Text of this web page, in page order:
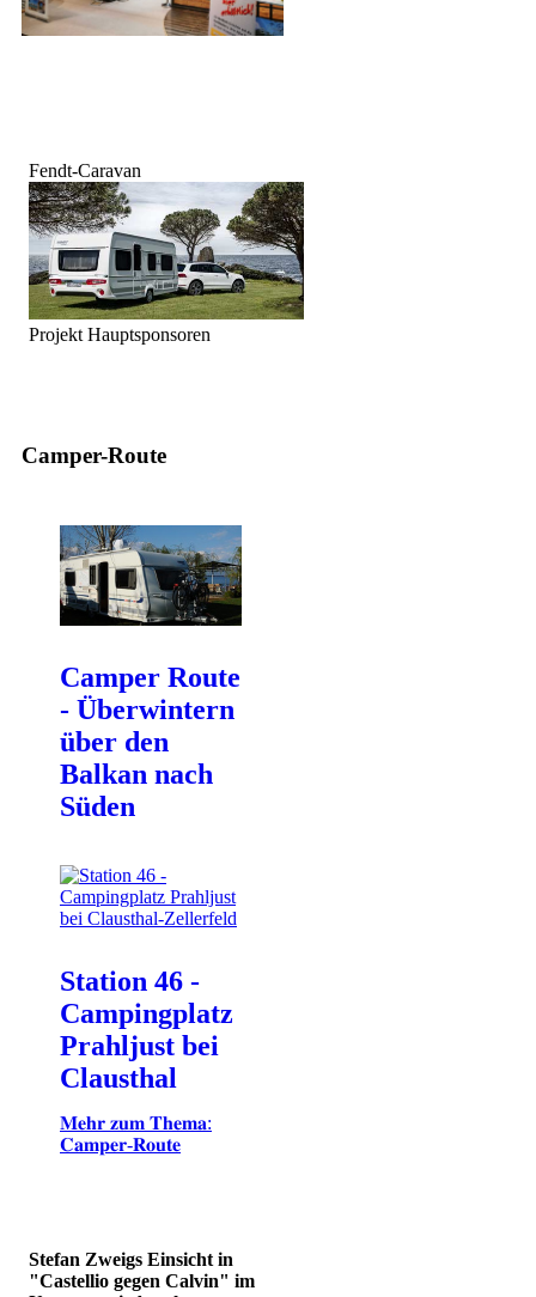
Fendt-Caravan
Projekt Hauptsponsoren
Camper-Route
Camper Route
- Überwintern
über den
Balkan nach
Süden
Station 46 -
Campingplatz
Prahljust bei
Clausthal
𝐌𝐞𝐡𝐫 𝐳𝐮𝐦 𝐓𝐡𝐞𝐦𝐚:
𝐂𝐚𝐦𝐩𝐞𝐫-𝐑𝐨𝐮𝐭𝐞
Stefan Zweigs Einsicht in
"Castellio gegen Calvin" im